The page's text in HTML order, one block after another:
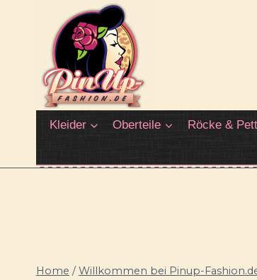
springen
Kleider Oberteile Röcke &
Home / Willkommen bei Pinup-